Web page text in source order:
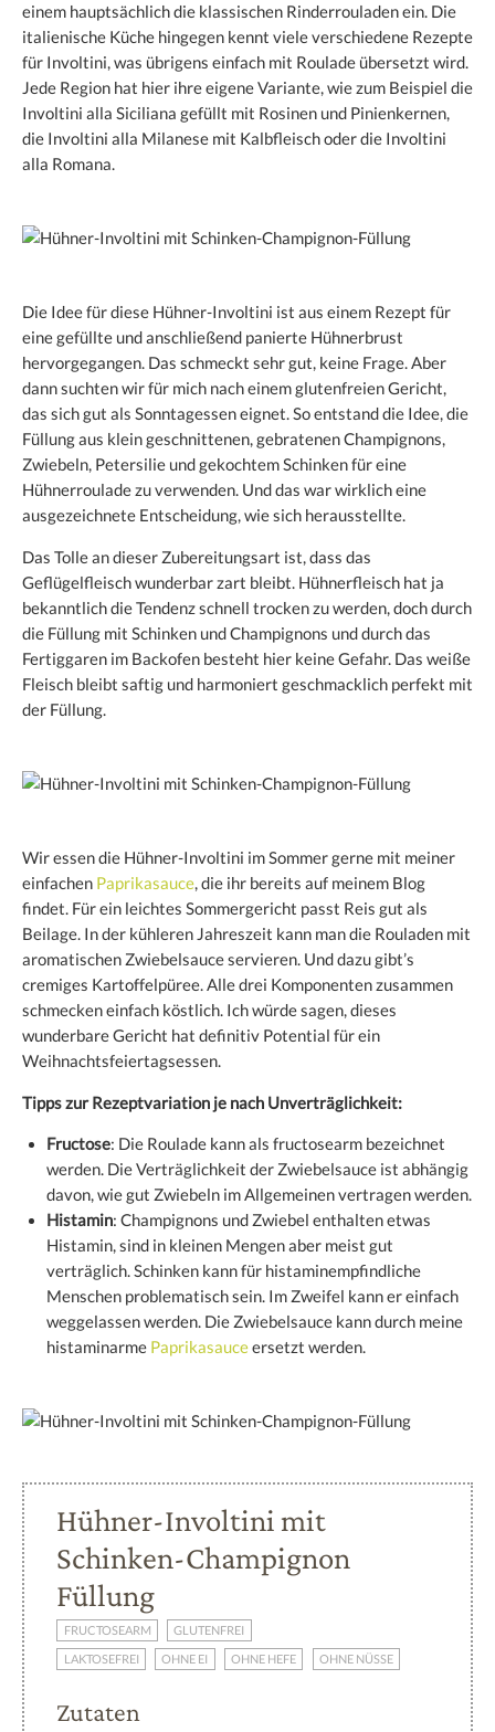
einem hauptsächlich die klassischen Rinderrouladen ein. Die
italienische Küche hingegen kennt viele verschiedene Rezepte
für Involtini, was übrigens einfach mit Roulade übersetzt wird.
Jede Region hat hier ihre eigene Variante, wie zum Beispiel die
Involtini alla Siciliana gefüllt mit Rosinen und Pinienkernen,
die Involtini alla Milanese mit Kalbfleisch oder die Involtini
alla Romana.
Die Idee für diese Hühner-Involtini ist aus einem Rezept für
eine gefüllte und anschließend panierte Hühnerbrust
hervorgegangen. Das schmeckt sehr gut, keine Frage. Aber
dann suchten wir für mich nach einem glutenfreien Gericht,
das sich gut als Sonntagessen eignet. So entstand die Idee, die
Füllung aus klein geschnittenen, gebratenen Champignons,
Zwiebeln, Petersilie und gekochtem Schinken für eine
Hühnerroulade zu verwenden. Und das war wirklich eine
ausgezeichnete Entscheidung, wie sich herausstellte.
Das Tolle an dieser Zubereitungsart ist, dass das
Geflügelfleisch wunderbar zart bleibt. Hühnerfleisch hat ja
bekanntlich die Tendenz schnell trocken zu werden, doch durch
die Füllung mit Schinken und Champignons und durch das
Fertiggaren im Backofen besteht hier keine Gefahr. Das weiße
Fleisch bleibt saftig und harmoniert geschmacklich perfekt mit
der Füllung.
Wir essen die Hühner-Involtini im Sommer gerne mit meiner
einfachen Paprikasauce, die ihr bereits auf meinem Blog
findet. Für ein leichtes Sommergericht passt Reis gut als
Beilage. In der kühleren Jahreszeit kann man die Rouladen mit
aromatischen Zwiebelsauce servieren. Und dazu gibt’s
cremiges Kartoffelpüree. Alle drei Komponenten zusammen
schmecken einfach köstlich. Ich würde sagen, dieses
wunderbare Gericht hat definitiv Potential für ein
Weihnachtsfeiertagsessen.
Tipps zur Rezeptvariation je nach Unverträglichkeit:
Fructose: Die Roulade kann als fructosearm bezeichnet
werden. Die Verträglichkeit der Zwiebelsauce ist abhängig
davon, wie gut Zwiebeln im Allgemeinen vertragen werden.
Histamin: Champignons und Zwiebel enthalten etwas
Histamin, sind in kleinen Mengen aber meist gut
verträglich. Schinken kann für histaminempfindliche
Menschen problematisch sein. Im Zweifel kann er einfach
weggelassen werden. Die Zwiebelsauce kann durch meine
histaminarme Paprikasauceersetzt werden.
Hühner-Involtini mit
Schinken-Champignon
Füllung
FRUCTOSEARM GLUTENFREI
LAKTOSEFREI OHNE EI OHNE HEFE OHNE NÜSSE
Zutaten